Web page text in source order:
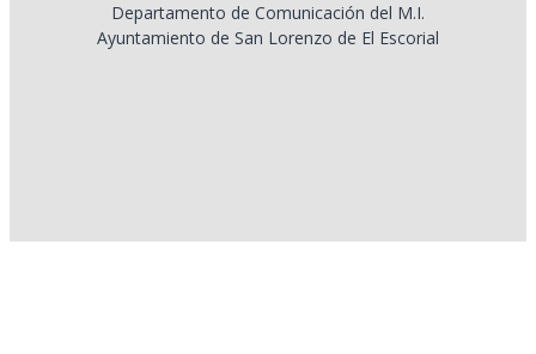
Departamento de Comunicación del M.I.
Ayuntamiento de San Lorenzo de El Escorial